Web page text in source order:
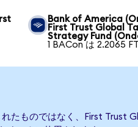
Bank of America
First Trust Global
Strategy Fund
1 BACon は 2.2065
たものではなく、First Trust